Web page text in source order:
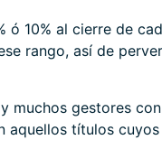
ó 10% al cierre de
rango, así de
muchos gestores con
aquellos títulos cuyos